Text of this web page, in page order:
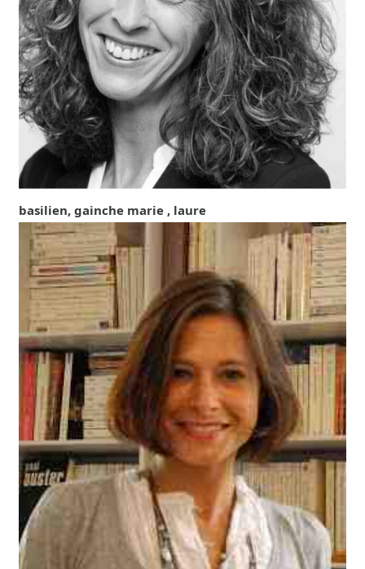
basilien, gainche marie , laure